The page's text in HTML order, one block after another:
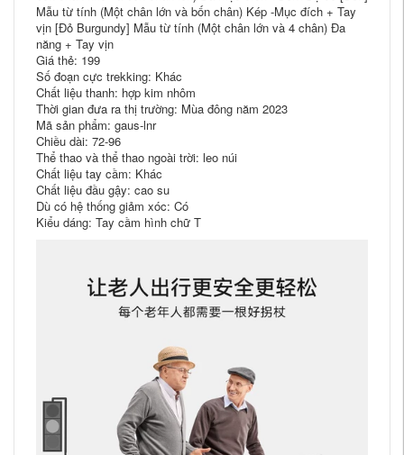
Mẫu từ tính (Một chân lớn và bốn chân) Kép -Mục đích + Tay
vịn [Đỏ Burgundy] Mẫu từ tính (Một chân lớn và 4 chân) Đa
năng + Tay vịn
Giá thẻ: 199
Số đoạn cực trekking: Khác
Chất liệu thanh: hợp kim nhôm
Thời gian đưa ra thị trường: Mùa đông năm 2023
Mã sản phẩm: gaus-lnr
Chiều dài: 72-96
Thể thao và thể thao ngoài trời: leo núi
Chất liệu tay cầm: Khác
Chất liệu đầu gậy: cao su
Dù có hệ thống giảm xóc: Có
Kiểu dáng: Tay cầm hình chữ T